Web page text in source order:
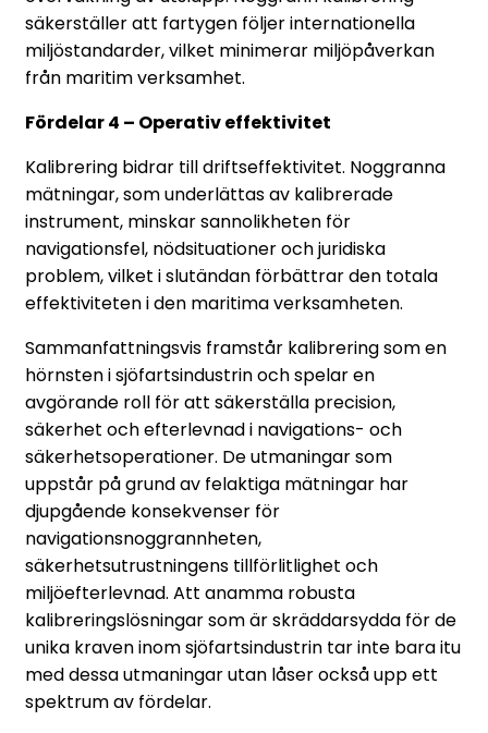
säkerställer att fartygen följer internationella
miljöstandarder, vilket minimerar miljöpåverkan
från maritim verksamhet.
Fördelar 4 – Operativ effektivitet
Kalibrering bidrar till driftseffektivitet. Noggranna
mätningar, som underlättas av kalibrerade
instrument, minskar sannolikheten för
navigationsfel, nödsituationer och juridiska
problem, vilket i slutändan förbättrar den totala
effektiviteten i den maritima verksamheten.
Sammanfattningsvis framstår kalibrering som en
hörnsten i sjöfartsindustrin och spelar en
avgörande roll för att säkerställa precision,
säkerhet och efterlevnad i navigations- och
säkerhetsoperationer. De utmaningar som
uppstår på grund av felaktiga mätningar har
djupgående konsekvenser för
navigationsnoggrannheten,
säkerhetsutrustningens tillförlitlighet och
miljöefterlevnad. Att anamma robusta
kalibreringslösningar som är skräddarsydda för de
unika kraven inom sjöfartsindustrin tar inte bara itu
med dessa utmaningar utan låser också upp ett
spektrum av fördelar.